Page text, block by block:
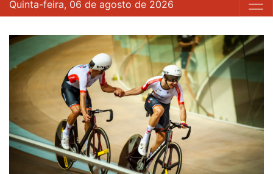
Quinta-feira, 06 de agosto de 2026